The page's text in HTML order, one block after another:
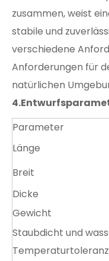
zusammen, weist
stabile und
verschiedene
Anforderungen für
natürlichen
4.
Parameter
Länge
Breit
Dicke
Gewicht
Staubdicht und
Temperaturtoleranz